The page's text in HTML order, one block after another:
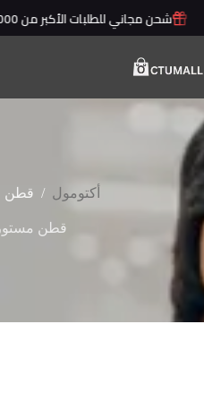
التجاوز
إلى شحن مجاني للطلبات الأكبر من 2000ج
أكتومول / قطن
قطن